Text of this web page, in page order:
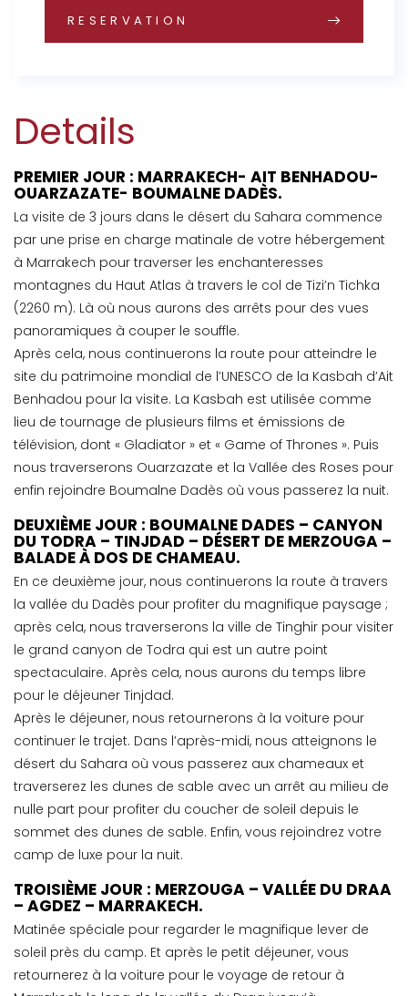
RESERVATION
Details
PREMIER JOUR : MARRAKECH- AIT BENHADOU-
OUARZAZATE- BOUMALNE DADÈS.
La visite de 3 jours dans le désert du Sahara commence
par une prise en charge matinale de votre hébergement
à Marrakech pour traverser les enchanteresses
montagnes du Haut Atlas à travers le col de Tizi’n Tichka
(2260 m). Là où nous aurons des arrêts pour des vues
panoramiques à couper le souffle.
Après cela, nous continuerons la route pour atteindre le
site du patrimoine mondial de l’UNESCO de la Kasbah d’Ait
Benhadou pour la visite. La Kasbah est utilisée comme
lieu de tournage de plusieurs films et émissions de
télévision, dont « Gladiator » et « Game of Thrones ». Puis
nous traverserons Ouarzazate et la Vallée des Roses pour
enfin rejoindre Boumalne Dadès où vous passerez la nuit.
DEUXIÈME JOUR : BOUMALNE DADES – CANYON
DU TODRA – TINJDAD – DÉSERT DE MERZOUGA –
BALADE À DOS DE CHAMEAU.
En ce deuxième jour, nous continuerons la route à travers
la vallée du Dadès pour profiter du magnifique paysage ;
après cela, nous traverserons la ville de Tinghir pour visiter
le grand canyon de Todra qui est un autre point
spectaculaire. Après cela, nous aurons du temps libre
pour le déjeuner Tinjdad.
Après le déjeuner, nous retournerons à la voiture pour
continuer le trajet. Dans l’après-midi, nous atteignons le
désert du Sahara où vous passerez aux chameaux et
traverserez les dunes de sable avec un arrêt au milieu de
nulle part pour profiter du coucher de soleil depuis le
sommet des dunes de sable. Enfin, vous rejoindrez votre
camp de luxe pour la nuit.
TROISIÈME JOUR : MERZOUGA – VALLÉE DU DRAA
– AGDEZ – MARRAKECH.
Matinée spéciale pour regarder le magnifique lever de
soleil près du camp. Et après le petit déjeuner, vous
retournerez à la voiture pour le voyage de retour à